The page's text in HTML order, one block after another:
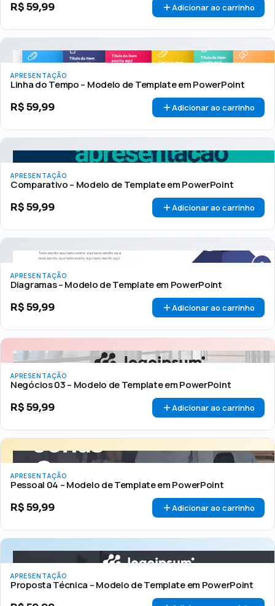
R$59,99 Adicionar ao carrinho
APRESENTAÇÃO
Linha do Tempo – Modelo de Template em PowerPoint
R$59,99 Adicionar ao carrinho
APRESENTAÇÃO
Comparativo – Modelo de Template em PowerPoint
R$59,99 Adicionar ao carrinho
APRESENTAÇÃO
Diagramas – Modelo de Template em PowerPoint
R$59,99 Adicionar ao carrinho
APRESENTAÇÃO
Negócios 03 – Modelo de Template em PowerPoint
R$59,99 Adicionar ao carrinho
APRESENTAÇÃO
Pessoal 04 – Modelo de Template em PowerPoint
R$59,99 Adicionar ao carrinho
APRESENTAÇÃO
Proposta Técnica – Modelo de Template em PowerPoint